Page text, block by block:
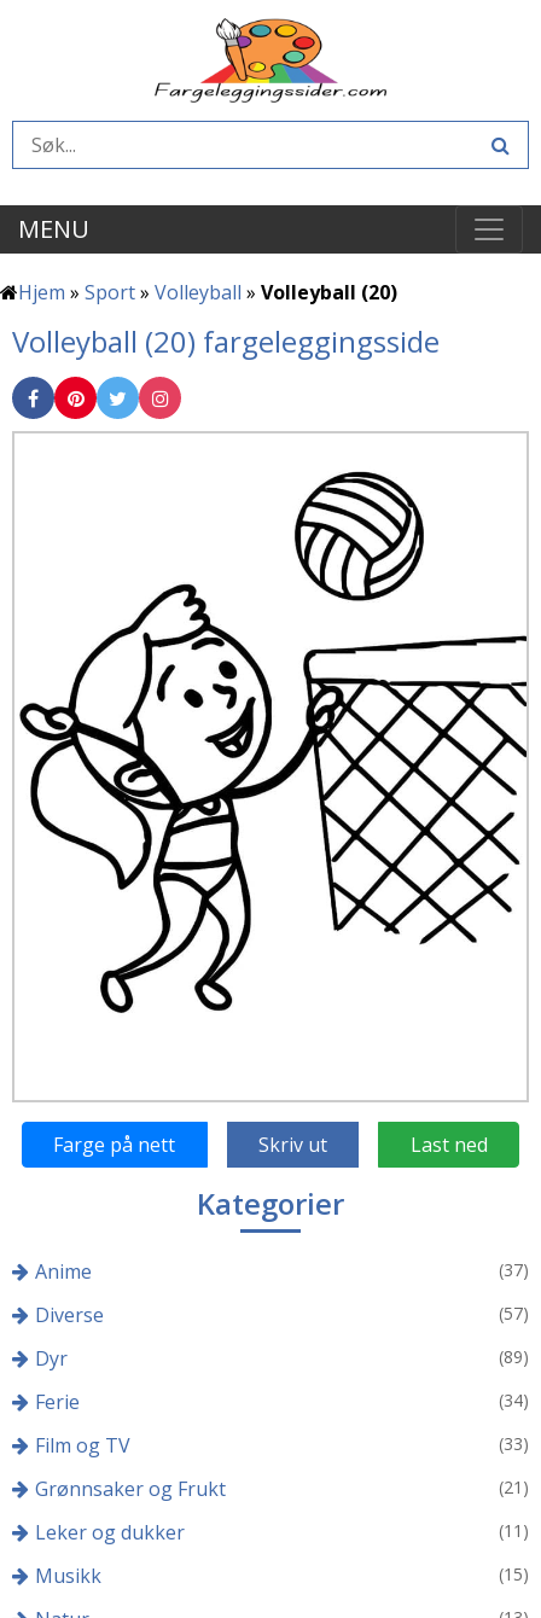
MENU
Hjem » Sport» Volleyball » Volleyball (20)
Volleyball (20) fargeleggingsside
Farge på nett Skriv ut Last ned
Kategorier
Anime (37)
Diverse (57)
Dyr (89)
Ferie (34)
Film og TV (33)
Grønnsaker og Frukt (21)
Leker og dukker (11)
Musikk (15)